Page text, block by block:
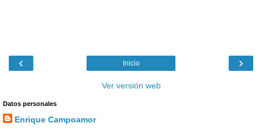
‹ ›
Inicio
Ver versión web
Datos personales
Enrique Campoamor